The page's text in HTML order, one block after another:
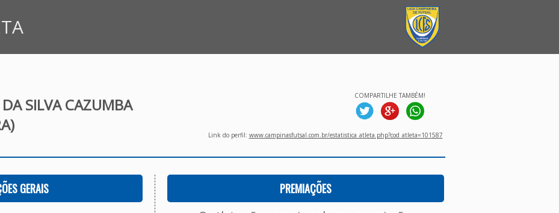
SILVA CAZUMBA
COMPARTILHE TAMBÉM!
Link do perfil: www.campinasfutsal.com.br/estatistica_atleta.php?cod_atleta=101587
GERAIS PREMIAÇÕES